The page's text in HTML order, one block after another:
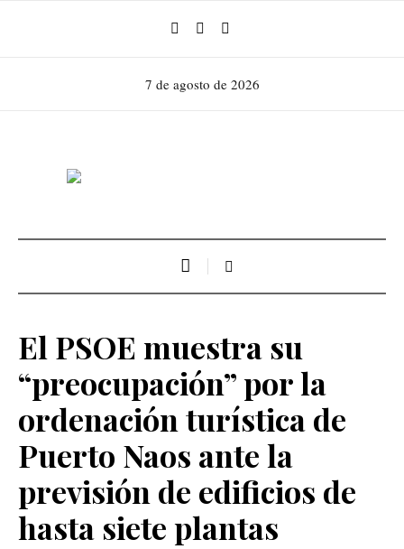
7 de agosto de 2026
El PSOE muestra su
“preocupación” por la
ordenación turística de
Puerto Naos ante la
previsión de edificios de
hasta siete plantas